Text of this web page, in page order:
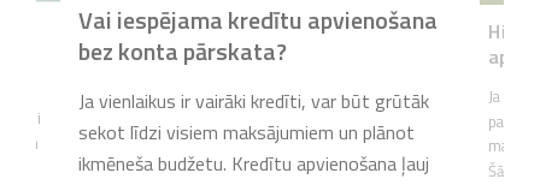
Vai iespējama kredītu apvienošana
bez konta pārskata?
Ja vienlaikus ir vairāki kredīti, var būt grūtāk
sekot līdzi visiem maksājumiem un plānot
ikmēneša budžetu. Kredītu apvienošana ļauj
Ja
Šādās